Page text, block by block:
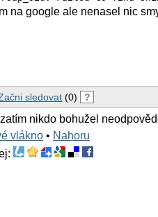
na google ale nenasel nic
sledovat (0) ?
nikdo bohužel
vlákno • Nahoru